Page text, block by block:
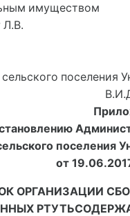
имуществом
Л.В.
поселения
поселения
от
ОРГАНИЗАЦИИ